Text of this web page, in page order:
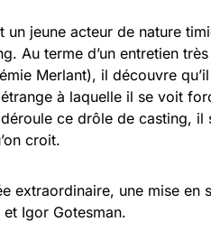
jeune acteur de nature
Au terme d’un entretien
Merlant), il découvre
à laquelle il se voit
ce drôle de casting, il
croit.
extraordinaire, une mise en
Igor Gotesman.